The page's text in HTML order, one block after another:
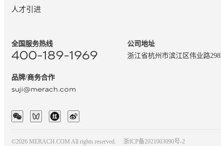
人才引进
全国服务热线
400-189-1969
品牌/商务合作
suji@merach.com
公司地址
浙江省杭州市滨江区伟业路
©2026 MERACH.COM All rights reserved.
浙ICP备2021003090号-2